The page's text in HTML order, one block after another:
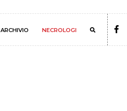
ARCHIVIO NECROLOGI